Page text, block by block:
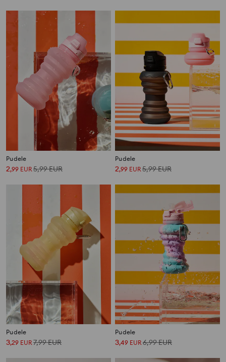
Pudele
2,99 EUR 5,99EUR
Pudele
2,99 EUR 5,99EUR
Pudele
3,29 EUR7,99EUR
Pudele
3,49 EUR6,99EUR